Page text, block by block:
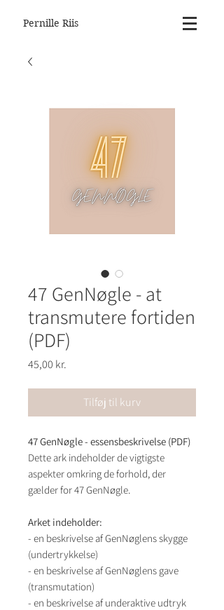
Pernille Riis
47 GenNøgle - at
transmutere fortiden
(PDF)
45,00 kr.
Tilføj til kurv
47 GenNøgle - essensbeskrivelse (PDF)
Dette ark indeholder de vigtigste
aspekter omkring de forhold, der
gælder for 47 GenNøgle.
Arket indeholder:
- en beskrivelse af GenNøglens skygge
(undertrykkelse)
- en beskrivelse af GenNøglens gave
(transmutation)
- en beskrivelse af underaktive udtryk